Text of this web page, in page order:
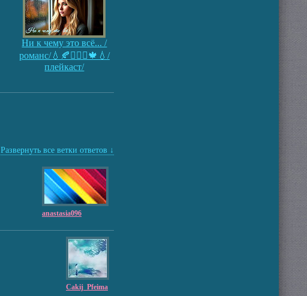
Ни к чему это всё... /
романс/💧🍂👱🏻‍♀️🍁💧/
плейкаст/
Развернуть все ветки ответов ↓
anastasia096
Cakij_Pfeima